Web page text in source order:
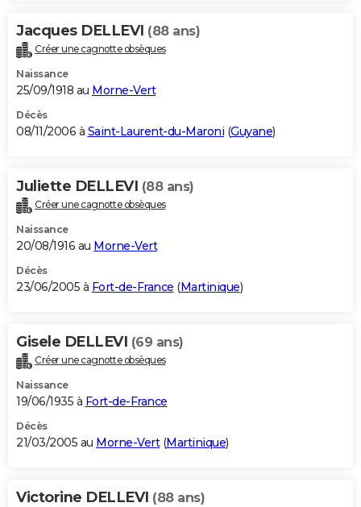
Jacques DELLEVI (88 ans)
Créer une cagnotte obsèques
Naissance
25/09/1918 au Morne-Vert
Décès
08/11/2006 à Saint-Laurent-du-Maroni (Guyane)
Juliette DELLEVI (88 ans)
Créer une cagnotte obsèques
Naissance
20/08/1916 au Morne-Vert
Décès
23/06/2005 à Fort-de-France (Martinique)
Gisele DELLEVI (69 ans)
Créer une cagnotte obsèques
Naissance
19/06/1935 à Fort-de-France
Décès
21/03/2005 au Morne-Vert(Martinique)
Victorine DELLEVI (88 ans)